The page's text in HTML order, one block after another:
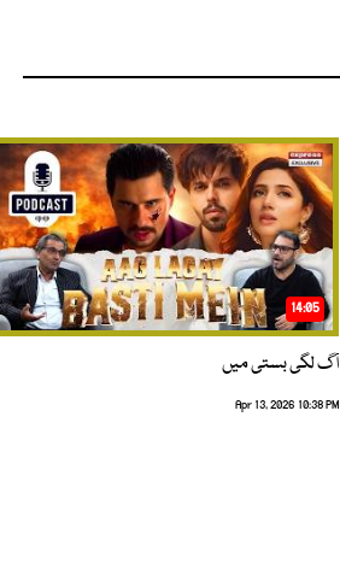
14:05
آگ لگی بستی میں
Apr 13, 2026 10:38 PM